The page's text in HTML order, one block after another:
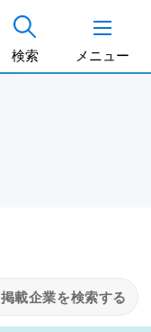
検索 メニュー
掲載企業を検索する